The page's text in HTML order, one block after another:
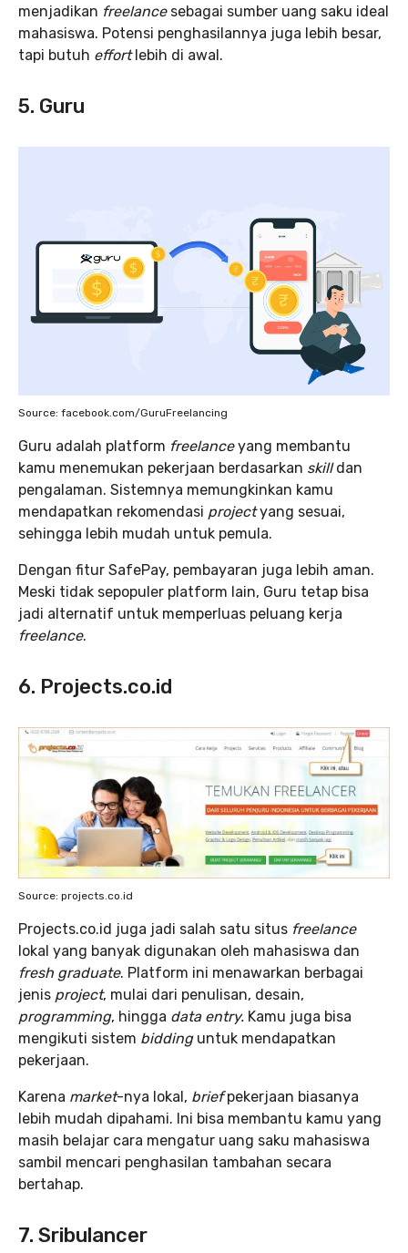
menjadikan freelance sebagai sumber uang saku ideal
mahasiswa. Potensi penghasilannya juga lebih besar,
tapi butuh effort lebih di awal.
5. Guru
Source: facebook.com/GuruFreelancing
Guru adalah platform freelanceyang membantu
kamu menemukan pekerjaan berdasarkan skilldan
pengalaman. Sistemnya memungkinkan kamu
mendapatkan rekomendasi projectyang sesuai,
sehingga lebih mudah untuk pemula.
Dengan fitur SafePay, pembayaran juga lebih aman.
Meski tidak sepopuler platform lain, Guru tetap bisa
jadi alternatif untuk memperluas peluang kerja
freelance.
6. Projects.co.id
Source: projects.co.id
Projects.co.id juga jadi salah satu situs freelance
lokal yang banyak digunakan oleh mahasiswa dan
fresh graduate. Platform ini menawarkan berbagai
jenis project, mulai dari penulisan, desain,
programming, hingga data entry. Kamu juga bisa
mengikuti sistem bidding untuk mendapatkan
pekerjaan.
Karena market-nya lokal, briefpekerjaan biasanya
lebih mudah dipahami. Ini bisa membantu kamu yang
masih belajar cara mengatur uang saku mahasiswa
sambil mencari penghasilan tambahan secara
bertahap.
7. Sribulancer